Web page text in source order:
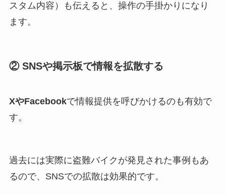
スタム内容）も伝えると、操作の手掛かりになり
ます。
② SNSや掲示板で情報を拡散する
XやFacebookで情報提供を呼びかけるのも有効で
す。
過去には実際に盗難バイクが発見された事例もあ
るので、SNSでの拡散は効果的です。